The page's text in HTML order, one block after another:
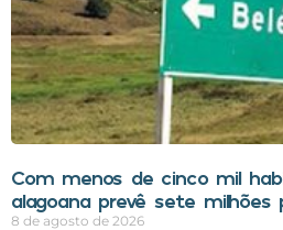
Com menos de cinco mil
alagoana prevê sete milhões
8 de agosto de 2026